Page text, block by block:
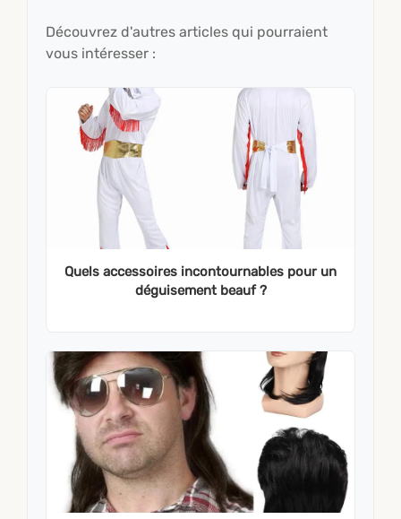
Découvrez d'autres articles qui pourraient
vous intéresser :
Quels accessoires incontournables pour un
déguisement beauf ?